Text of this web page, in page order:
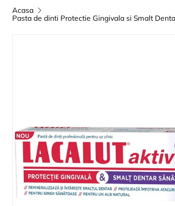
Acasa
Pasta de dinti Protectie Gingivala si Smalt